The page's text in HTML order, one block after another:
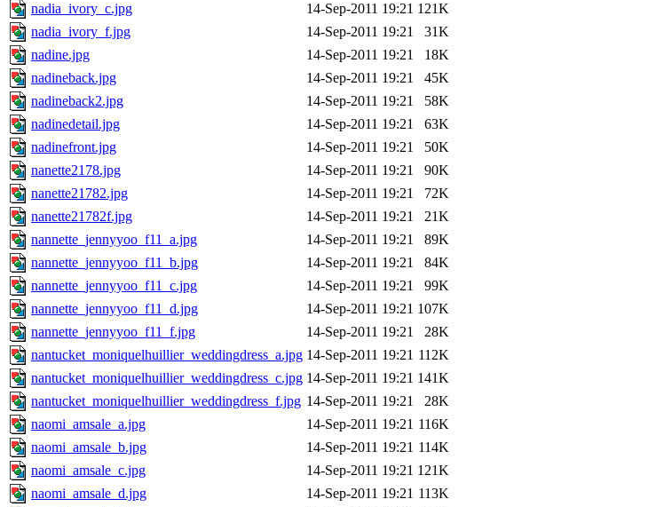
nadia_ivory_c.jpg
14-Sep-2011 19:21 121K
nadia_ivory_f.jpg
14-Sep-2011 19:21
31K
nadine.jpg
14-Sep-2011 19:21
18K
nadineback.jpg
14-Sep-2011 19:21
45K
nadineback2.jpg
14-Sep-2011 19:21
58K
nadinedetail.jpg
14-Sep-2011 19:21
63K
nadinefront.jpg
14-Sep-2011 19:21
50K
nanette2178.jpg
14-Sep-2011 19:21
90K
nanette21782.jpg
14-Sep-2011 19:21
72K
nanette21782f.jpg
14-Sep-2011 19:21
21K
nannette_jennyyoo_f11_a.jpg
14-Sep-2011 19:21
89K
nannette_jennyyoo_f11_b.jpg
14-Sep-2011 19:21
84K
nannette_jennyyoo_f11_c.jpg
14-Sep-2011 19:21
99K
nannette_jennyyoo_f11_d.jpg
14-Sep-2011 19:21 107K
nannette_jennyyoo_f11_f.jpg
14-Sep-2011 19:21
28K
nantucket_moniquelhuillier_weddingdress_a.jpg 14-Sep-2011 19:21 112K
nantucket_moniquelhuillier_weddingdress_c.jpg 14-Sep-2011 19:21 141K
nantucket_moniquelhuillier_weddingdress_f.jpg 14-Sep-2011 19:21
28K
naomi_amsale_a.jpg
14-Sep-2011 19:21 116K
naomi_amsale_b.jpg
14-Sep-2011 19:21 114K
naomi_amsale_c.jpg
14-Sep-2011 19:21 121K
naomi_amsale_d.jpg
14-Sep-2011 19:21 113K